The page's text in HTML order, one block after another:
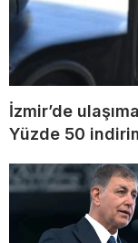
İzmir’de
Yüzde 50